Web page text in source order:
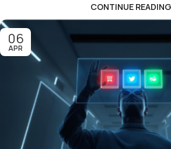
CONTINUE READING
06
APR